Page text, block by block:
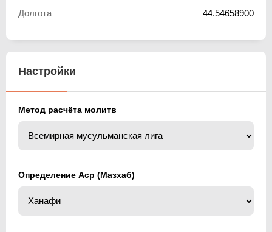
Долгота 44.54658900
Настройки
Метод расчёта молитв
Определение Аср (Мазхаб)